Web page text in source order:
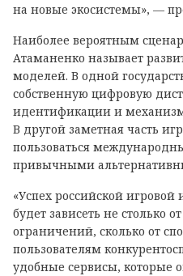
на новые экосистемы», —
Наиболее вероятным
Атаманенко называет
моделей. В одной
собственную цифровую
идентификации и
В другой заметная часть
пользоваться
привычными
«Успех российской игровой
будет зависеть не столько
ограничений, сколько от
пользователям
удобные сервисы, которые